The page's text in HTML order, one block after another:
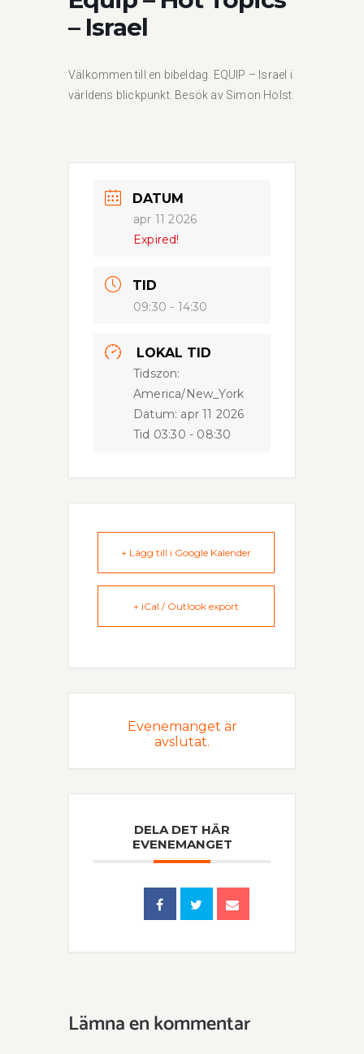
– Israel
Välkommen till en bibeldag. EQUIP – Israel i
världens blickpunkt. Besök av Simon Holst.
DATUM
apr 11 2026
Expired!
TID
09:30 - 14:30
LOKAL TID
Tidszon:
America/New_York
Datum: apr 11 2026
Tid 03:30 - 08:30
+ Lägg till i Google Kalender
+ iCal / Outlook export
Evenemanget är
avslutat.
DELA DET HÄR
EVENEMANGET
Lämna en kommentar